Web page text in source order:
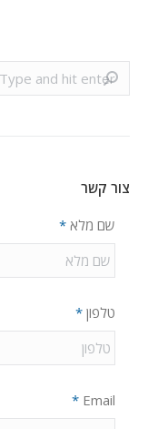
Search:
צור קשר
שם מלא *
טלפון *
Email
*